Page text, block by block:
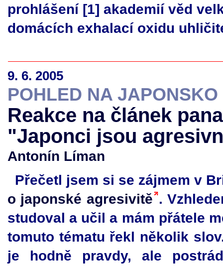
prohlášení [1] akademií věd
domácích exhalací oxidu
9. 6. 2005
POHLED NA
Reakce na článek
"Japonci jsou
Antonín Líman
Přečetl jsem si se zájmem v
o japonské agresivitě .
studoval a učil a mám přátele
tomuto tématu řekl několik
je hodně pravdy, ale